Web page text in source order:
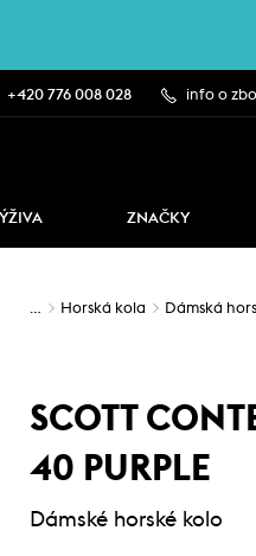
+420 776 008 028 info o
ZNAČKY
… Horská kola Dámská
SCOTT
40 PURPLE
Dámské horské kolo